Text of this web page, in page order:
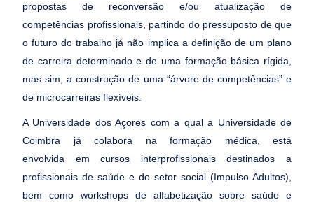
propostas de reconversão e/ou atualização de
competências profissionais, partindo do pressuposto de que
o futuro do trabalho já não implica a definição de um plano
de carreira determinado e de uma formação básica rígida,
mas sim, a construção de uma “árvore de competências” e
de microcarreiras flexíveis.
A Universidade dos Açores com a qual a Universidade de
Coimbra já colabora na formação médica, está
envolvida em cursos interprofissionais destinados a
profissionais de saúde e do setor social (Impulso Adultos),
bem como workshops de alfabetização sobre saúde e